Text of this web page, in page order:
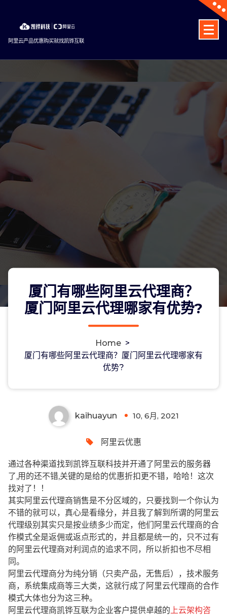
content
阿里云产品优惠购买就找凯铧互联
厦门有哪些阿里云代理商？
厦门阿里云代理哪家有优势?
Home >
厦门有哪些阿里云代理商？厦门阿里云代理哪家有
优势?
厦门有哪些阿里云代理商？厦门阿里云
代理哪家有优势?
kaihuayun 10, 6月, 2021
阿里云优惠
通过各种渠道找到凯铧互联科技并开通了阿里云的服务器
了,用的还不错,关键的是给的优惠折扣更不错，哈哈！这次
找对了！！
其实阿里云代理商销售是不分区域的，只要找到一个你认为
不错的就可以，真心是看缘分，并且我了解到所谓的阿里云
代理级别其实只是按业绩多少而定，他们阿里云代理商的合
作模式全是返佣或返点形式的，并且都是统一的，只不过有
的阿里云代理商对利润点的追求不同，所以折扣也不尽相
同。
阿里云代理商分为纯分销（只卖产品，无售后），技术服务
商，系统集成商等三大类，这就行成了阿里云代理商的合作
模式大体也分为这三种。
阿里云代理商凯铧互联为企业客户提供卓越的 上云架构咨